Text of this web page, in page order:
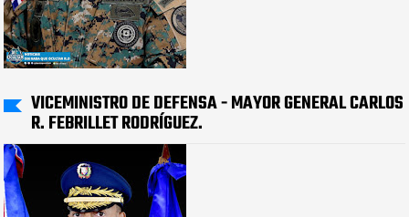
VICEMINISTRO DE DEFENSA - MAYOR GENERAL CARLOS
R. FEBRILLET RODRÍGUEZ.